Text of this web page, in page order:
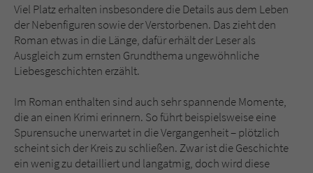
Viel Platz erhalten insbesondere die Details aus dem Leben
der Nebenfiguren sowie der Verstorbenen. Das zieht den
Roman etwas in die Länge, dafür erhält der Leser als
Ausgleich zum ernsten Grundthema ungewöhnliche
Liebesgeschichten erzählt.
Im Roman enthalten sind auch sehr spannende Momente,
die an einen Krimi erinnern. So führt beispielsweise eine
Spurensuche unerwartet in die Vergangenheit – plötzlich
scheint sich der Kreis zu schließen. Zwar ist die Geschichte
ein wenig zu detailliert und langatmig, doch wird diese